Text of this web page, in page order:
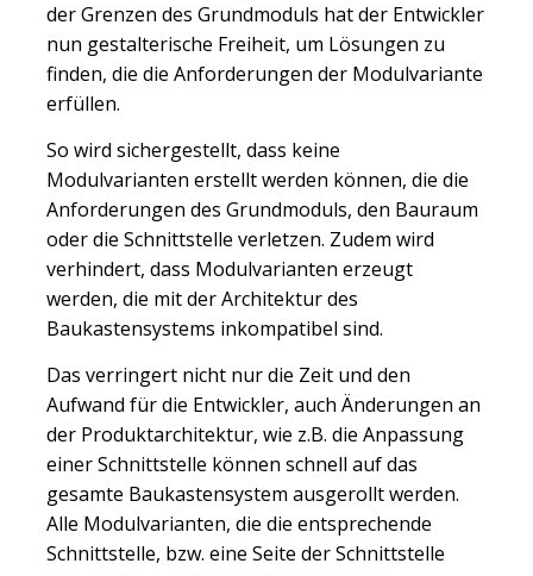
der Grenzen des Grundmoduls hat der Entwickler
nun gestalterische Freiheit, um Lösungen zu
finden, die die Anforderungen der Modulvariante
erfüllen.
So wird sichergestellt, dass keine
Modulvarianten erstellt werden können, die die
Anforderungen des Grundmoduls, den Bauraum
oder die Schnittstelle verletzen. Zudem wird
verhindert, dass Modulvarianten erzeugt
werden, die mit der Architektur des
Baukastensystems inkompatibel sind.
Das verringert nicht nur die Zeit und den
Aufwand für die Entwickler, auch Änderungen an
der Produktarchitektur, wie z.B. die Anpassung
einer Schnittstelle können schnell auf das
gesamte Baukastensystem ausgerollt werden.
Alle Modulvarianten, die die entsprechende
Schnittstelle, bzw. eine Seite der Schnittstelle